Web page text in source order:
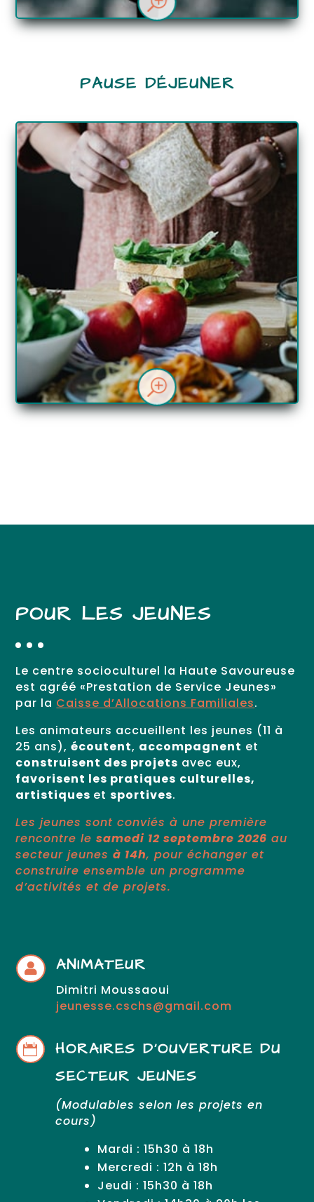
PAUSE DÉJEUNER
T
Animateur
Dimitri Moussaoui
DÉTAILS
POUR LES JEUNES
Le centre socioculturel la Haute Savoureuse
est agréé «Prestation de Service Jeunes»
par la Caisse d’Allocations Familiales.
Les animateurs accueillent les jeunes (11 à
25 ans),écoutent, accompagnent et
construisent des projets avec eux,
favorisent les pratiques culturelles,
artistiques etsportives.
Les jeunes sont conviés à une première
rencontre lesamedi 12 septembre 2026 au
secteur jeunesà 14h, pour échanger et
construire ensemble un programme
d’activités et de projets.
 ANIMATEUR
Dimitri Moussaoui
jeunesse.cschs@gmail.com

HORAIRES D’OUVERTURE DU
SECTEUR JEUNES
(Modulables selon les projets en
cours)
Mardi : 15h30 à 18h
Mercredi : 12h à 18h
Jeudi : 15h30 à 18h